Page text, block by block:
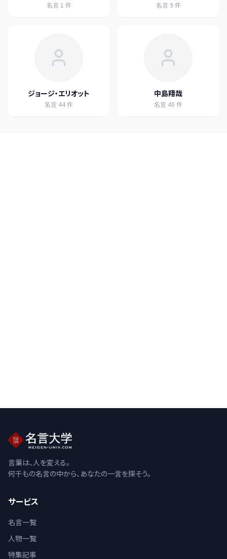
名言 1 件 名言 9 件
ジョージ・エリオット
名言 44件
中島翔哉
名言 40 件
言葉は、人を変える。
何千もの名言の中から、あなたの一言を探そう。
サービス
名言一覧
人物一覧
特集記事